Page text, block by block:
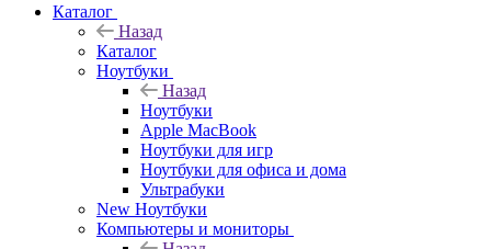
Каталог
Назад
Каталог
Ноутбуки
Назад
Ноутбуки
Apple MacBook
Ноутбуки для игр
Ноутбуки для офиса и дома
Ультрабуки
New Ноутбуки
Компьютеры и мониторы